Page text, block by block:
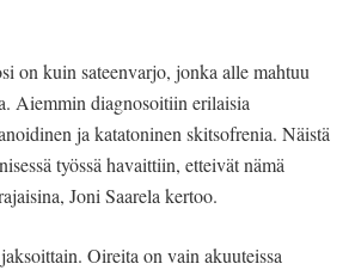
on kuin sateenvarjo, jonka alle mahtuu
Aiemmin diagnosoitiin erilaisia
ja katatoninen skitsofrenia. Näistä
työssä havaittiin, etteivät nämä
Joni Saarela kertoo.
Oireita on vain akuuteissa